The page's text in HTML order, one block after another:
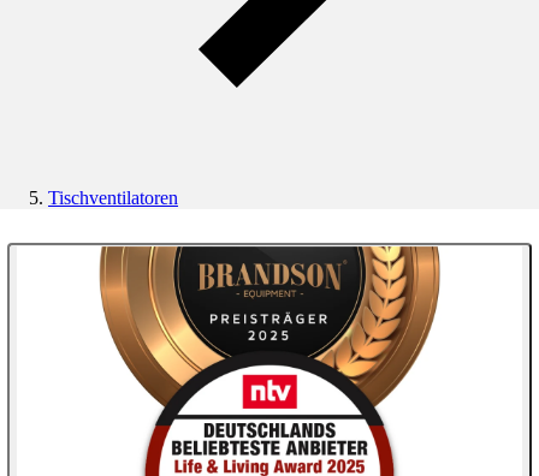
Tischventilatoren